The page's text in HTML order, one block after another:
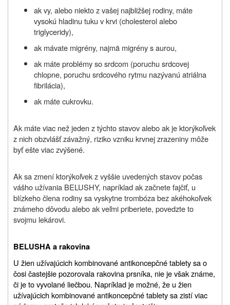
ak vy, alebo niekto z vašej najbližšej rodiny, máte
vysokú hladinu tuku v krvi (cholesterol alebo
triglyceridy),
ak mávate migrény, najmä migrény s aurou,
ak máte problémy so srdcom (poruchu srdcovej
chlopne, poruchu srdcového rytmu nazývanú atriálna
fibrilácia),
ak máte cukrovku.
Ak máte viac než jeden z týchto stavov alebo ak je ktorýkoľvek
z nich obzvlášť závažný, riziko vzniku krvnej zrazeniny môže
byť ešte viac zvýšené.
Ak sa zmení ktorýkoľvek z vyššie uvedených stavov počas
vášho užívania BELUSHY, napríklad ak začnete fajčiť, u
blízkeho člena rodiny sa vyskytne trombóza bez akéhokoľvek
známeho dôvodu alebo ak veľmi priberiete, povedzte to
svojmu lekárovi.
BELUSHA a rakovina
U žien užívajúcich kombinované antikoncepčné tablety sa o
čosi častejšie pozorovala rakovina prsníka, nie je však známe,
či je to vyvolané liečbou. Napríklad je možné, že u žien
užívajúcich kombinované antikoncepčné tablety sa zistí viac